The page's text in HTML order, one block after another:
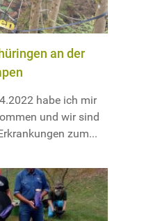
an der
habe ich mir
und wir sind
zum...